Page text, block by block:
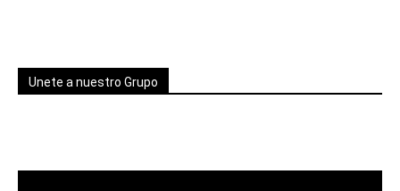
Unete a nuestro Grupo